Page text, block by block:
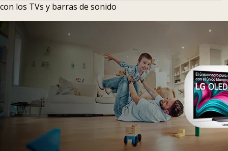
con los TVs y barras de sonido